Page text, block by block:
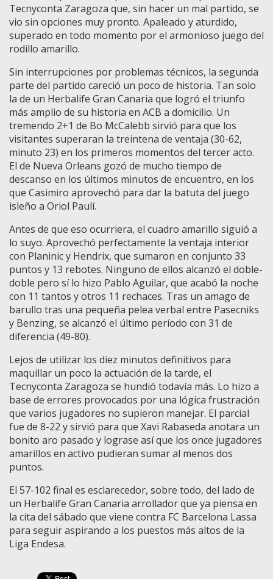
Tecnyconta Zaragoza que, sin hacer un mal partido, se
vio sin opciones muy pronto. Apaleado y aturdido,
superado en todo momento por el armonioso juego del
rodillo amarillo.
Sin interrupciones por problemas técnicos, la segunda
parte del partido careció un poco de historia. Tan solo
la de un Herbalife Gran Canaria que logró el triunfo
más amplio de su historia en ACB a domicilio. Un
tremendo 2+1 de Bo McCalebb sirvió para que los
visitantes superaran la treintena de ventaja (30-62,
minuto 23) en los primeros momentos del tercer acto.
El de Nueva Orleans gozó de mucho tiempo de
descanso en los últimos minutos de encuentro, en los
que Casimiro aprovechó para dar la batuta del juego
isleño a Oriol Paulí.
Antes de que eso ocurriera, el cuadro amarillo siguió a
lo suyo. Aprovechó perfectamente la ventaja interior
con Planinic y Hendrix, que sumaron en conjunto 33
puntos y 13 rebotes. Ninguno de ellos alcanzó el doble-
doble pero sí lo hizo Pablo Aguilar, que acabó la noche
con 11 tantos y otros 11 rechaces. Tras un amago de
barullo tras una pequeña pelea verbal entre Pasecniks
y Benzing, se alcanzó el último período con 31 de
diferencia (49-80).
Lejos de utilizar los diez minutos definitivos para
maquillar un poco la actuación de la tarde, el
Tecnyconta Zaragoza se hundió todavía más. Lo hizo a
base de errores provocados por una lógica frustración
que varios jugadores no supieron manejar. El parcial
fue de 8-22 y sirvió para que Xavi Rabaseda anotara un
bonito aro pasado y lograse así que los once jugadores
amarillos en activo pudieran sumar al menos dos
puntos.
El 57-102 final es esclarecedor, sobre todo, del lado de
un Herbalife Gran Canaria arrollador que ya piensa en
la cita del sábado que viene contra FC Barcelona Lassa
para seguir aspirando a los puestos más altos de la
Liga Endesa.